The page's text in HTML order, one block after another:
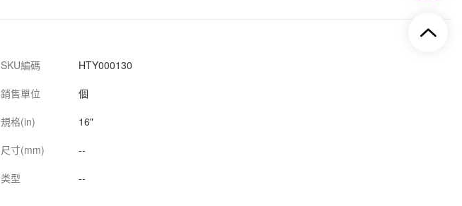
SKU編碼
HTY000130
銷售單位
個
規格(in)
16"
尺寸(mm)
--
类型
--